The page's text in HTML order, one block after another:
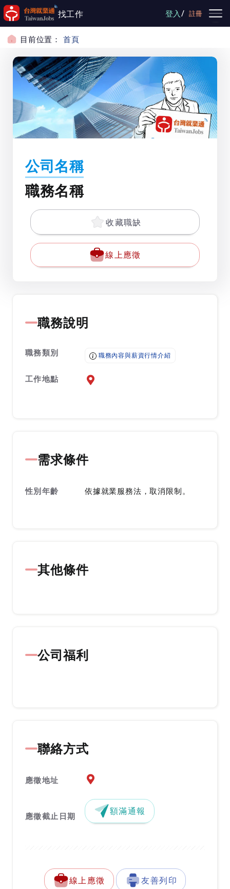
跳到主要內容
找工作 登入/ 註冊
目前位置： 首頁
公司名稱
職務名稱
收藏職缺
線上應徵
職務說明
職務類別 職務內容與薪資行情介紹
工作地點 前往查看地圖
需求條件
性別年齡 依據就業服務法，取消限制。
其他條件
公司福利
聯絡方式
應徵地址 應徵地址地圖『另開新視窗』
應徵截止日期 額滿通報
線上應徵 友善列印